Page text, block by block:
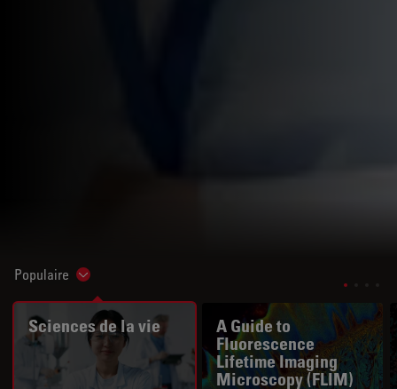
Populaire Show subnavigation
Sciences de la vie
A Guide to
Fluorescence
Lifetime Imaging
Microscopy (FLIM)